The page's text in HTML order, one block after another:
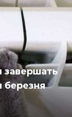
завершать
березня